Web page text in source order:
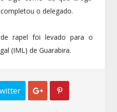
o delegado.
rapel foi levado para o
(IML) de Guarabira.
 